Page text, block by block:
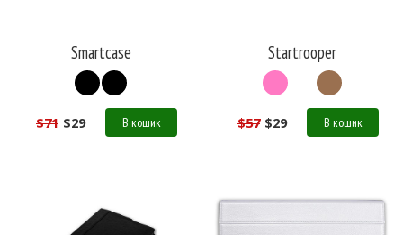
Smartcase
$71 $29 В кошик
Startrooper
$57 $29 В кошик